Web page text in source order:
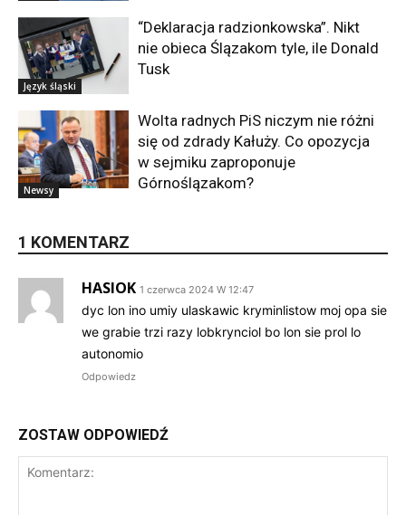
Język śląski
“Deklaracja radzionkowska”. Nikt
nie obieca Ślązakom tyle, ile Donald
Tusk
Newsy
Wolta radnych PiS niczym nie różni
się od zdrady Kałuży. Co opozycja
w sejmiku zaproponuje
Górnoślązakom?
1 KOMENTARZ
HASIOK 1 czerwca 2024 W 12:47
dyc lon ino umiy ulaskawic kryminlistow moj opa sie
we grabie trzi razy lobkrynciol bo lon sie prol lo
autonomio
Odpowiedz
ZOSTAW ODPOWIEDŹ